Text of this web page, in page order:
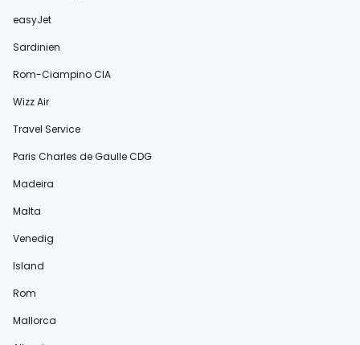
easyJet
Sardinien
Rom-Ciampino CIA
Wizz Air
Travel Service
Paris Charles de Gaulle CDG
Madeira
Malta
Venedig
Island
Rom
Mallorca